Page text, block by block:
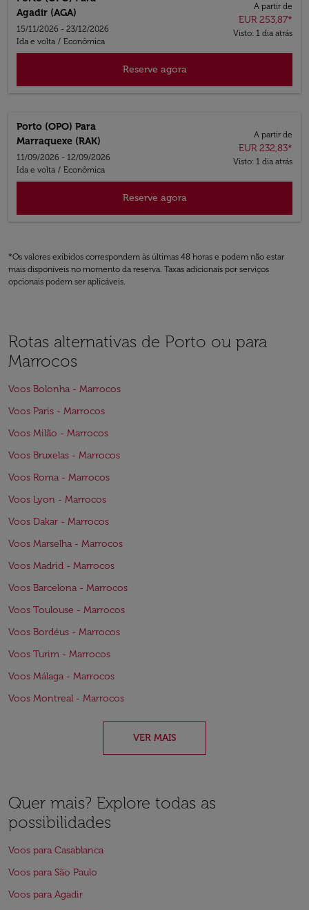
Agadir (AGA)
15/11/2026 - 23/12/2026
Ida e volta / Econômica
A partir de
EUR 253,87*
Visto: 1 dia atrás
Reserve agora
Porto (OPO) Para
Marraquexe (RAK)
11/09/2026 - 12/09/2026
Ida e volta / Econômica
A partir de
EUR 232,83*
Visto: 1 dia atrás
Reserve agora
*Os valores exibidos correspondem às últimas 48 horas e podem não estar
mais disponíveis no momento da reserva. Taxas adicionais por serviços
opcionais podem ser aplicáveis.
Rotas alternativas de Porto ou para
Marrocos
Voos Bolonha - Marrocos
Voos Paris - Marrocos
Voos Milão - Marrocos
Voos Bruxelas - Marrocos
Voos Roma - Marrocos
Voos Lyon - Marrocos
Voos Dakar - Marrocos
Voos Marselha - Marrocos
Voos Madrid - Marrocos
Voos Barcelona - Marrocos
Voos Toulouse - Marrocos
Voos Bordéus - Marrocos
Voos Turim - Marrocos
Voos Málaga - Marrocos
Voos Montreal - Marrocos
VER MAIS
Quer mais? Explore todas as
possibilidades
Voos para Casablanca
Voos para São Paulo
Voos para Agadir